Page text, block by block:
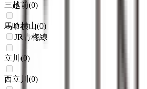
三越前(0)
馬喰横山(0)
JR青梅線
立川 (0)
西立川 (0)